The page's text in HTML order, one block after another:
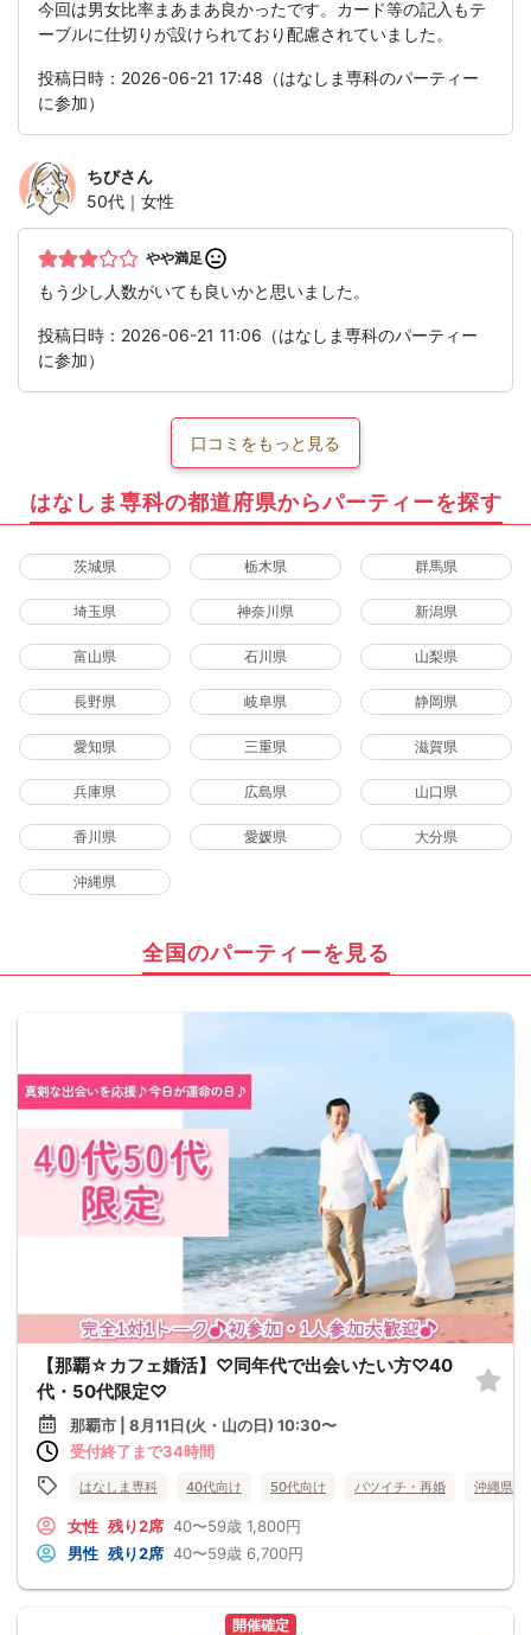
今回は男女比率まあまあ良かったです。カード等の記入もテ
ーブルに仕切りが設けられており配慮されていました。
投稿日時：2026-06-21 17:48（はなしま専科のパーティー
に参加）
ちびさん
50代｜女性
やや満足
もう少し人数がいても良いかと思いました。
投稿日時：2026-06-21 11:06（はなしま専科のパーティー
に参加）
口コミをもっと見る
はなしま専科の都道府県からパーティーを探す
茨城県 栃木県 群馬県
埼玉県 神奈川県 新潟県
富山県 石川県 山梨県
長野県 岐阜県 静岡県
愛知県 三重県 滋賀県
兵庫県 広島県 山口県
香川県 愛媛県 大分県
沖縄県
全国のパーティーを見る
【那覇☆カフェ婚活】♡同年代で出会いたい方♡40
代・50代限定♡
那覇市 | 8月11日(火・山の日) 10:30〜
受付終了まで34時間
はなしま専科 40代向け 50代向け バツイチ・再婚 沖縄県
女性 残り2席 40〜59歳 1,800円
男性 残り2席 40〜59歳 6,700円
開催確定